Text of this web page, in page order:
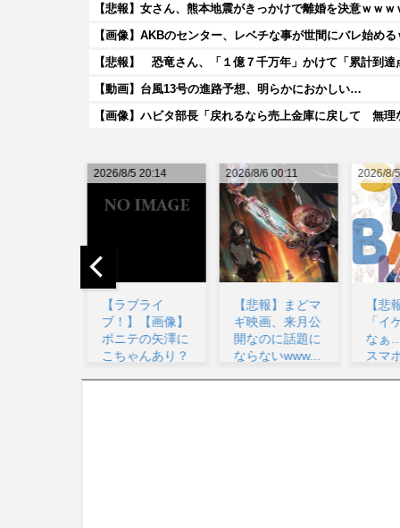
【悲報】女さん、熊本地震がきっかけで離婚を決意ｗｗｗ
【画像】AKBのセンター、レベチな事が世間にバレ始め
【悲報】 恐竜さん、「１億７千万年」かけて「累計到
【動画】台風13号の進路予想、明らかにおかしい…
2026/8/6 00:11
【悲報】まどマ
ギ映画、来月公
開なのに話題に
ならないwww...
2026/8/5 23:49
【悲報】ワイ
「イケボなんか
なぁ…(録音)」
スマホ『イケボ
2026/8/
【ど
い！
口裕
の谷